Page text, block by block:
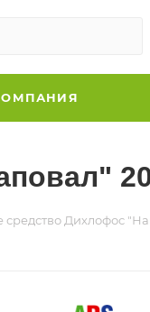
Дихлофос